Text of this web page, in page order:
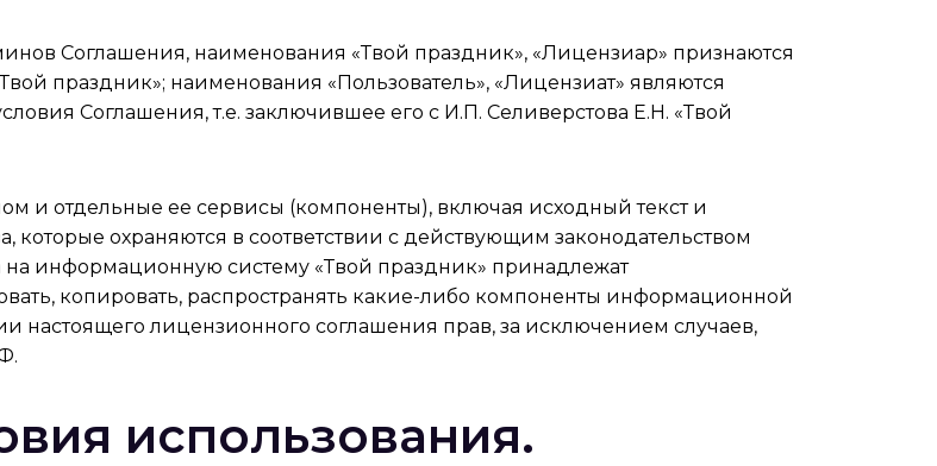
Соглашения, наименования «Твой праздник», «Лицензиар» признаются
праздник»; наименования «Пользователь», «Лицензиат» являются
Соглашения, т.е. заключившее его с И.П. Селиверстова Е.Н. «Твой
и отдельные ее сервисы (компоненты), включая исходный текст и
которые охраняются в соответствии с действующим законодательством
информационную систему «Твой праздник» принадлежат
копировать, распространять какие-либо компоненты информационной
настоящего лицензионного соглашения прав, за исключением случаев,
использования.